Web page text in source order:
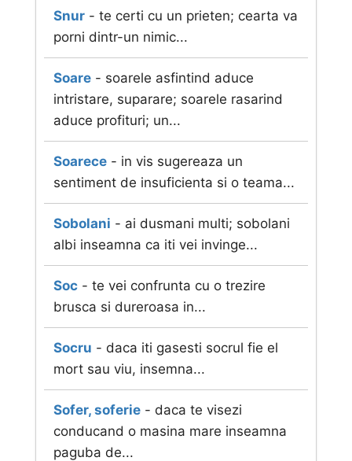
Snur - te certi cu un prieten; cearta va
porni dintr-un nimic...
Soare - soarele asfintind aduce
intristare, suparare; soarele rasarind
aduce profituri; un...
Soarece - in vis sugereaza un
sentiment de insuficienta si o teama...
Sobolani - ai dusmani multi; sobolani
albi inseamna ca iti vei invinge...
Soc - te vei confrunta cu o trezire
brusca si dureroasa in...
Socru - daca iti gasesti socrul fie el
mort sau viu, insemna...
Sofer, soferie - daca te visezi
conducand o masina mare inseamna
paguba de...